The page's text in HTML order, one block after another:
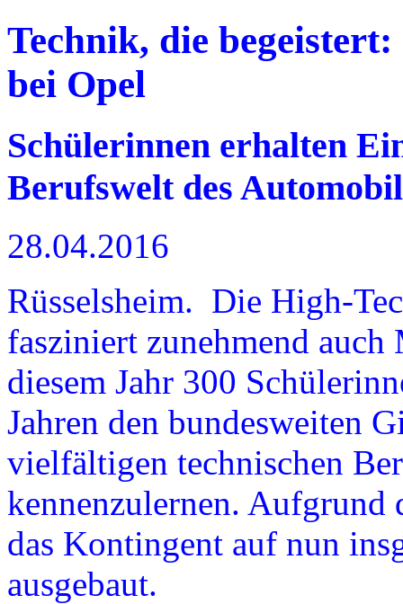
Technik, die
bei Opel
Schülerinnen erhalten
Berufswelt des
28.04.2016
Rüsselsheim. Die High-
fasziniert zunehmend
diesem Jahr 300
Jahren den bundesweiten
vielfältigen technischen
kennenzulernen. Aufgrund
das Kontingent auf nun
ausgebaut.